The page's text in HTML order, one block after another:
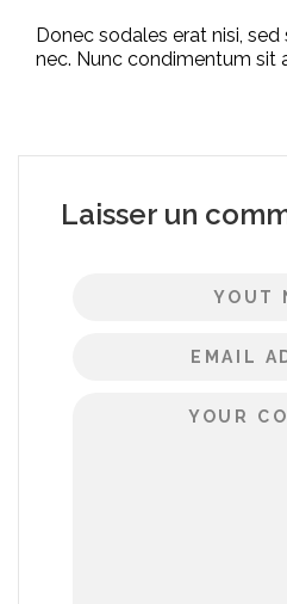
Donec sodales erat nisi,
nec. Nunc condimentum sit
Laisser un